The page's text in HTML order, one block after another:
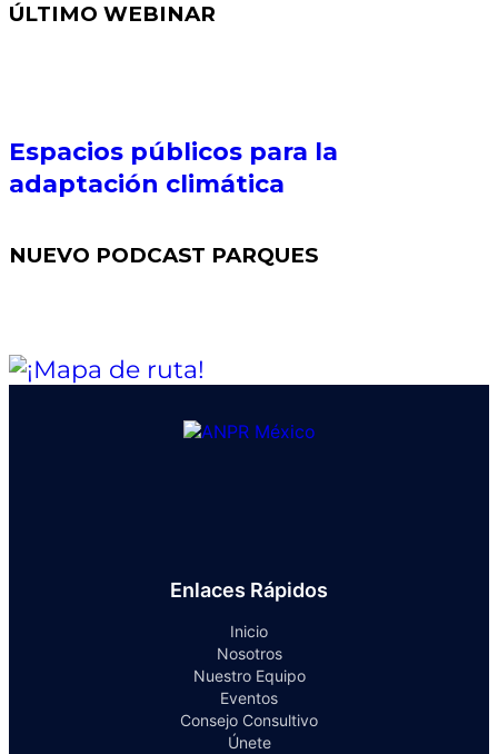
ÚLTIMO WEBINAR
Espacios públicos para la
adaptación climática
NUEVO PODCAST PARQUES
Enlaces Rápidos
Inicio
Nosotros
Nuestro Equipo
Eventos
Consejo Consultivo
Únete